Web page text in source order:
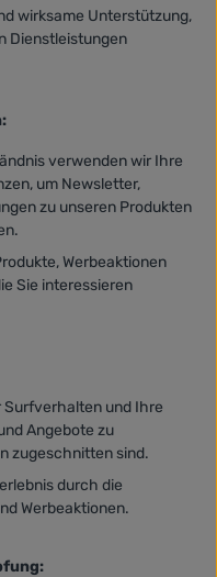
wirksame Unterstützung,
Dienstleistungen
verwenden wir Ihre
um Newsletter,
zu unseren Produkten
Werbeaktionen
Sie interessieren
Surfverhalten und Ihre
Angebote zu
zugeschnitten sind.
durch die
Werbeaktionen.